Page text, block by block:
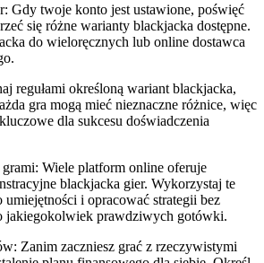
Gdy twoje konto jest ustawione, poświęć
się różne warianty blackjacka dostępne.
do wieloręcznych lub online dostawca
regułami określoną wariant blackjacka,
gra mogą mieć nieznaczne różnice, więc
dla sukcesu doświadczenia
Wiele platform online oferuje
blackjacka gier. Wykorzystaj te
umiejętności i opracować strategii bez
jakiegokolwiek prawdziwych gotówki.
Zanim zaczniesz grać z rzeczywistymi